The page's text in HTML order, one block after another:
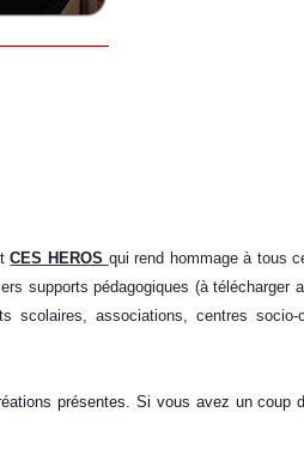
CES HEROS quirend hommage à tous
supports pédagogiques (à télécharger
scolaires, associations, centres socio-
présentes. Si vous avez un coup